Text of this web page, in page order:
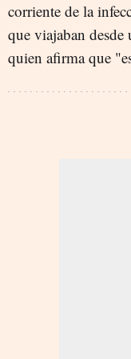
corriente de la
que viajaban desde
quien afirma que